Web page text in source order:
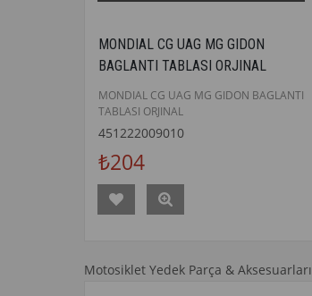
MONDIAL CG UAG MG GIDON
BAGLANTI TABLASI ORJINAL
MONDIAL CG UAG MG GIDON BAGLANTI
TABLASI ORJINAL
451222009010
₺204
Motosiklet Yedek Parça & Aksesuarları